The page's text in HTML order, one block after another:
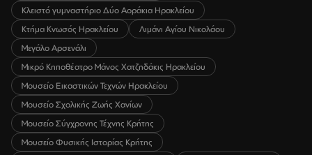
Κλειστό γυμναστήριο Δύο Αοράκια Ηρακλείου
Κτήμα Κνωσός Ηρακλείου
Λιμάνι Αγίου Νικολάου
Μεγάλο Αρσενάλι
Μικρό Κηποθέατρο Μάνος Χατζηδάκις Ηρακλείου
Μουσείο Εικαστικών Τεχνών Ηρακλείου
Μουσείο Σχολικής Ζωής Χανίων
Μουσείο Σύγχρονης Τέχνης Κρήτης
Μουσείο Φυσικής Ιστορίας Κρήτης